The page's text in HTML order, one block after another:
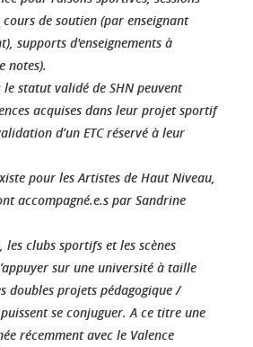
cours de soutien (par enseignant
supports d'enseignements à
notes).
le statut validé de SHN peuvent
acquises dans leur projet sportif
d’un ETC réservé à leur
pour les Artistes de Haut Niveau,
accompagné.e.s par Sandrine
clubs sportifs et les scènes
sur une université à taille
doubles projets pédagogique /
se conjuguer. A ce titre une
récemment avec le Valence